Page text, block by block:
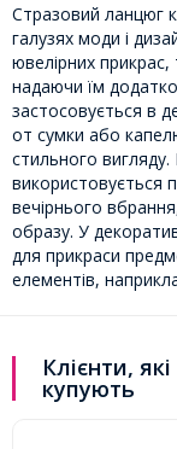
Стразовий ланцюг
галузях моди і
ювелірних
надаючи їм
застосовується в
от сумки або
стильного
використовується
вечірнього
образу. У
для прикраси
елементів,
Клієнти,
купують